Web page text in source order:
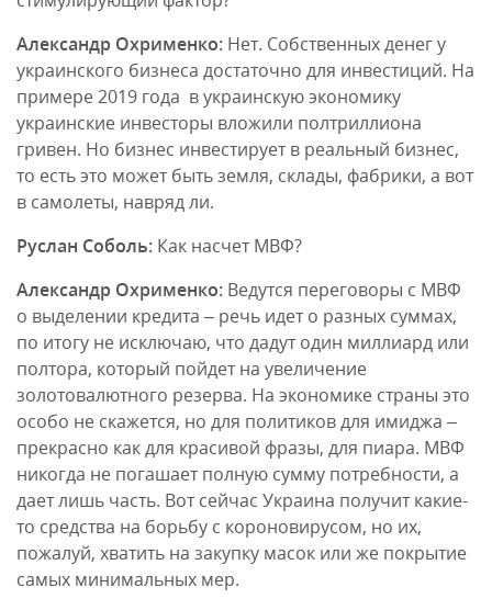
Александр Охрименко: Нет. Собственных денег у
украинского бизнеса достаточно для инвестиций. На
примере 2019 года в украинскую экономику
украинские инвесторы вложили полтриллиона
гривен. Но бизнес инвестирует в реальный бизнес,
то есть это может быть земля, склады, фабрики, а вот
в самолеты, навряд ли.
Руслан Соболь: Как насчет МВФ?
Александр Охрименко: Ведутся переговоры с МВФ
о выделении кредита – речь идет о разных суммах,
по итогу не исключаю, что дадут один миллиард или
полтора, который пойдет на увеличение
золотовалютного резерва. На экономике страны это
особо не скажется, но для политиков для имиджа –
прекрасно как для красивой фразы, для пиара. МВФ
никогда не погашает полную сумму потребности, а
дает лишь часть. Вот сейчас Украина получит какие-
то средства на борьбу с короновирусом, но их,
пожалуй, хватить на закупку масок или же покрытие
самых минимальных мер.